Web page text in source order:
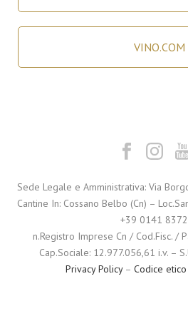
VINO.COM
Sede Legale e Amministrativa: Via
Cantine In: Cossano Belbo (Cn) –
+39 0141
n.Registro Imprese Cn / Cod.Fisc. /
Cap.Sociale: 12.977.056,61 i.v. –
Privacy Policy– Codice etico